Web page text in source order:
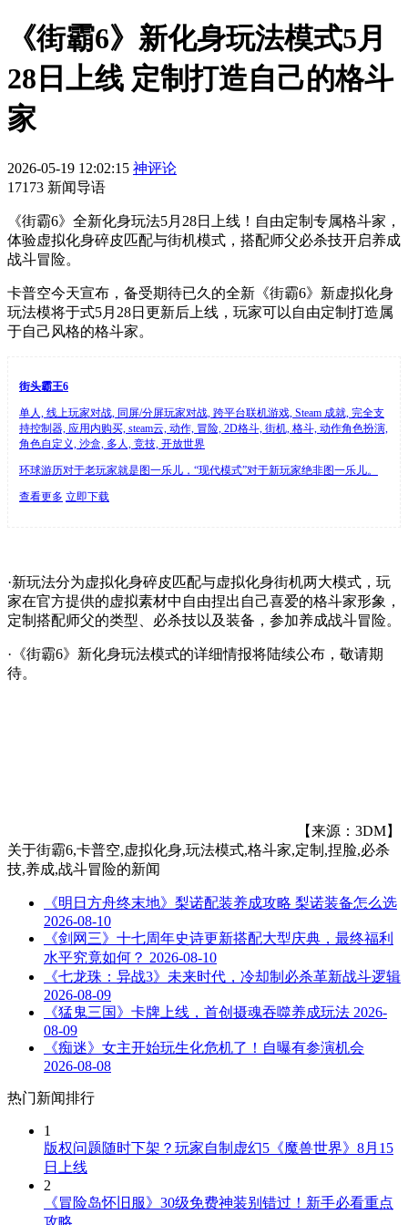
《街霸6》新化身玩法模式5月
28日上线 定制打造自己的格斗
家
2026-05-19 12:02:15 神评论
17173 新闻导语
《街霸6》全新化身玩法5月28日上线！自由定制专属格斗家，
体验虚拟化身碎皮匹配与街机模式，搭配师父必杀技开启养成
战斗冒险。
卡普空今天宣布，备受期待已久的全新《街霸6》新虚拟化身
玩法模将于式5月28日更新后上线，玩家可以自由定制打造属
于自己风格的格斗家。
街头霸王6
单人, 线上玩家对战, 同屏/分屏玩家对战, 跨平台联机游戏, Steam 成就, 完全支
持控制器, 应用内购买, steam云, 动作, 冒险, 2D格斗, 街机, 格斗, 动作角色扮演,
角色自定义, 沙盒, 多人, 竞技, 开放世界
环球游历对于老玩家就是图一乐儿，“现代模式”对于新玩家绝非图一乐儿。
查看更多 立即下载
·新玩法分为虚拟化身碎皮匹配与虚拟化身街机两大模式，玩
家在官方提供的虚拟素材中自由捏出自己喜爱的格斗家形象，
定制搭配师父的类型、必杀技以及装备，参加养成战斗冒险。
·《街霸6》新化身玩法模式的详细情报将陆续公布，敬请期
待。
【来源：3DM】
关于街霸6,卡普空,虚拟化身,玩法模式,格斗家,定制,捏脸,必杀
技,养成,战斗冒险的新闻
《明日方舟终末地》梨诺配装养成攻略 梨诺装备怎么选
2026-08-10
《剑网三》十七周年史诗更新搭配大型庆典，最终福利
水平究竟如何？ 2026-08-10
《七龙珠：异战3》未来时代，冷却制必杀革新战斗逻辑
2026-08-09
《猛鬼三国》卡牌上线，首创摄魂吞噬养成玩法 2026-
08-09
《痴迷》女主开始玩生化危机了！自曝有参演机会
2026-08-08
热门新闻排行
1
版权问题随时下架？玩家自制虚幻5《魔兽世界》8月15
日上线
2
《冒险岛怀旧服》30级免费神装别错过！新手必看重点
攻略